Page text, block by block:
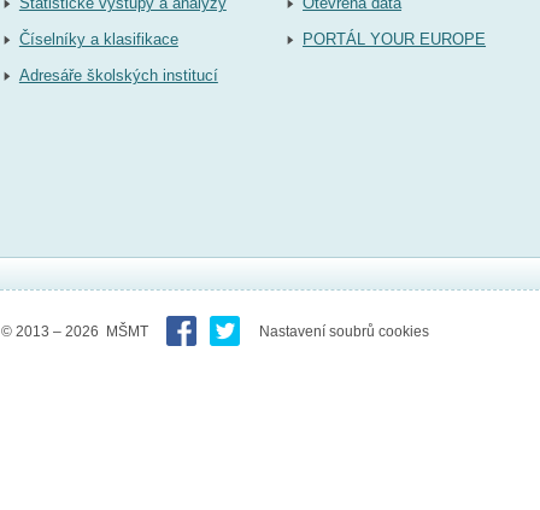
Číselníky a klasifikace
Adresáře školských institucí
PORTÁL YOUR EUROPE
© 2013 – 2026 MŠMT Nastavení soubrů cookies